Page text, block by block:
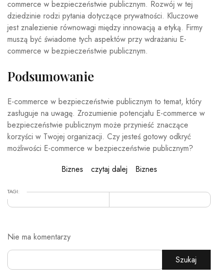
commerce w bezpieczeństwie publicznym. Rozwój w tej
dziedzinie rodzi pytania dotyczące prywatności. Kluczowe
jest znalezienie równowagi między innowacją a etyką. Firmy
muszą być świadome tych aspektów przy wdrażaniu E-
commerce w bezpieczeństwie publicznym.
Podsumowanie
E-commerce w bezpieczeństwie publicznym to temat, który
zasługuje na uwagę. Zrozumienie potencjału E-commerce w
bezpieczeństwie publicznym może przynieść znaczące
korzyści w Twojej organizacji. Czy jesteś gotowy odkryć
możliwości E-commerce w bezpieczeństwie publicznym?
Biznes
czytaj dalej Biznes
TAGI:
Nie ma komentarzy
Szukaj